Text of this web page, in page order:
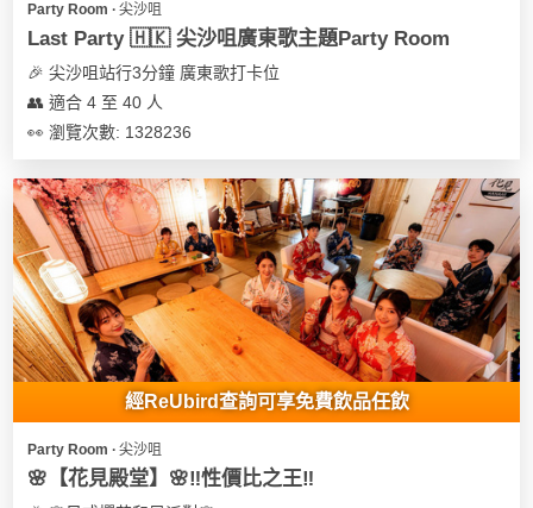
場
地
佈
置
用
品
即
食
即
煮
列
業/
公
司
活
動
婚
禮
親
子
活
動
時
間
神
情
侶
心
願
清
單
們
關
於
我
們
Party Room ∙ 尖沙咀
Last Party 🇭🇰 尖沙咀廣東歌主題Party Room
🎉 尖沙咀站行3分鐘 廣東歌打卡位
👥 適合 4 至 40 人
👀 瀏覽次數: 1328236
經ReUbird查詢可享免費飲品任飲
Party Room ∙ 尖沙咀
🌸【花見殿堂】🌸‼️性價比之王‼️